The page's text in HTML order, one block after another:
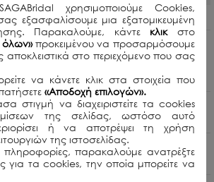
χρησιμοποιούμε Cookies,
εξασφαλίσουμε μια εξατομικευμένη
Παρακαλούμε, κάντε κλικ στο
όλων»προκειμένου να προσαρμόσουμε
αποκλειστικά στο περιεχόμενο που σας
να κάνετε κλικ στα στοιχεία που
πατήσετε«Αποδοχή επιλογών».
στιγμή να διαχειριστείτε τα cookies
της σελίδας, ωστόσο αυτό
ή να αποτρέψει τη χρήση
της ιστοσελίδας.
πληροφορίες, παρακαλούμε ανατρέξτε
για τα cookies, την οποία μπορείτε να